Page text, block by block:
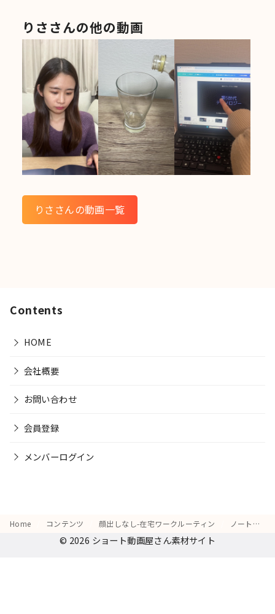
りささんの他の動画
りささんの動画一覧
Contents
HOME
会社概要
お問い合わせ
会員登録
メンバーログイン
Home コンテンツ 顔出しなし-在宅ワークルーティン ノートにメモをとる手元
© 2026 ショート動画屋さん素材サイト